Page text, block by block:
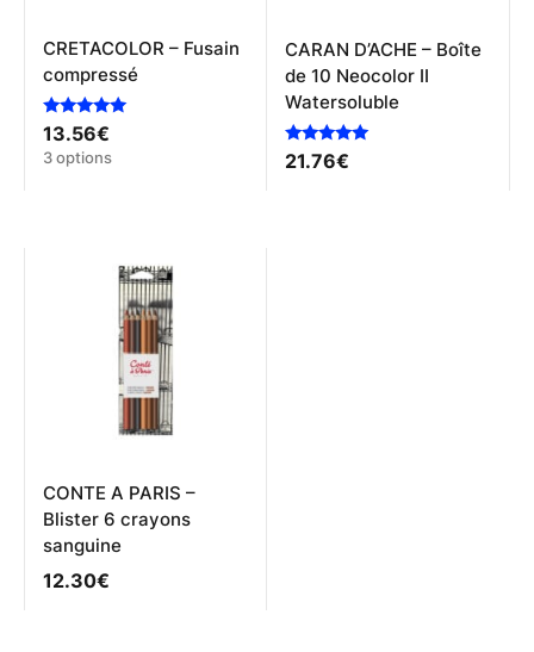
produit
CRETACOLOR – Fusain
compressé
Note
5.00
sur 5
13.56€
Ce
produit
3 options
CARAN D’ACHE – Boîte
de 10 Neocolor II
Watersoluble
Note
5.00
21.76€
CONTE A PARIS –
Blister 6 crayons
sanguine
12.30€